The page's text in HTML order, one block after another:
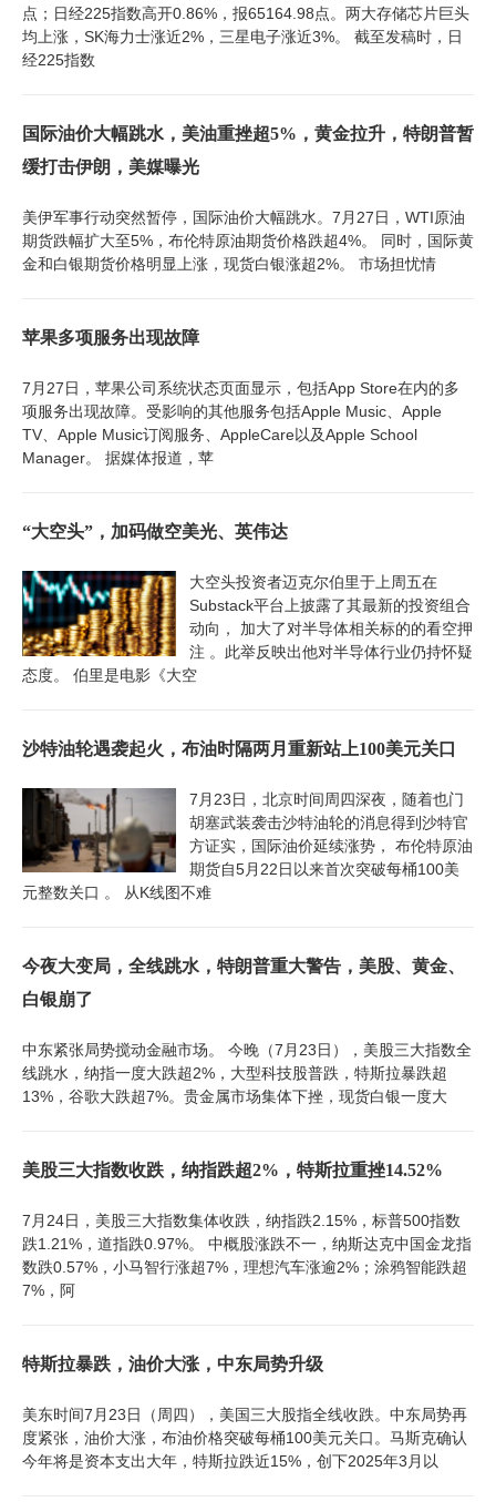
点；日经225指数高开0.86%，报65164.98点。两大存储芯片巨头
均上涨，SK海力士涨近2%，三星电子涨近3%。 截至发稿时，日
经225指数
国际油价大幅跳水，美油重挫超5%，黄金拉升，特朗普暂
缓打击伊朗，美媒曝光
美伊军事行动突然暂停，国际油价大幅跳水。7月27日，WTI原油
期货跌幅扩大至5%，布伦特原油期货价格跌超4%。 同时，国际黄
金和白银期货价格明显上涨，现货白银涨超2%。 市场担忧情
苹果多项服务出现故障
7月27日，苹果公司系统状态页面显示，包括App Store在内的多
项服务出现故障。受影响的其他服务包括Apple Music、Apple
TV、Apple Music订阅服务、AppleCare以及Apple School
Manager。 据媒体报道，苹
“大空头”，加码做空美光、英伟达
大空头投资者迈克尔伯里于上周五在
Substack平台上披露了其最新的投资组合
动向， 加大了对半导体相关标的的看空押
注 。此举反映出他对半导体行业仍持怀疑
态度。 伯里是电影《大空
沙特油轮遇袭起火，布油时隔两月重新站上100美元关口
7月23日，北京时间周四深夜，随着也门
胡塞武装袭击沙特油轮的消息得到沙特官
方证实，国际油价延续涨势， 布伦特原油
期货自5月22日以来首次突破每桶100美
元整数关口 。 从K线图不难
今夜大变局，全线跳水，特朗普重大警告，美股、黄金、
白银崩了
中东紧张局势搅动金融市场。 今晚（7月23日），美股三大指数全
线跳水，纳指一度大跌超2%，大型科技股普跌，特斯拉暴跌超
13%，谷歌大跌超7%。贵金属市场集体下挫，现货白银一度大
美股三大指数收跌，纳指跌超2%，特斯拉重挫14.52%
7月24日，美股三大指数集体收跌，纳指跌2.15%，标普500指数
跌1.21%，道指跌0.97%。 中概股涨跌不一，纳斯达克中国金龙指
数跌0.57%，小马智行涨超7%，理想汽车涨逾2%；涂鸦智能跌超
7%，阿
特斯拉暴跌，油价大涨，中东局势升级
美东时间7月23日（周四），美国三大股指全线收跌。中东局势再
度紧张，油价大涨，布油价格突破每桶100美元关口。马斯克确认
今年将是资本支出大年，特斯拉跌近15%，创下2025年3月以